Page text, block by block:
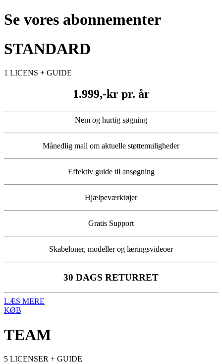
Se vores abonnementer
STANDARD
1 LICENS + GUIDE
1.999,-kr pr. år
Nem og hurtig søgning
Månedlig mail om aktuelle støttemuligheder
Effektiv guide til ansøgning
Hjælpeværktøjer
Gratis Support
Skabeloner, modeller og læringsvideoer
30 DAGS RETURRET
LÆS MERE
KØB
TEAM
5 LICENSER + GUIDE